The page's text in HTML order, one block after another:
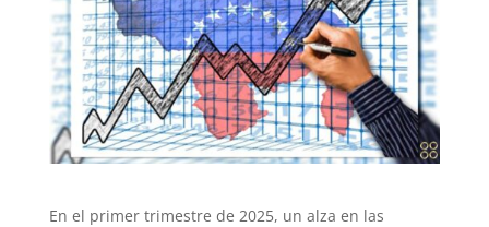
En el primer trimestre de 2025, un alza en las